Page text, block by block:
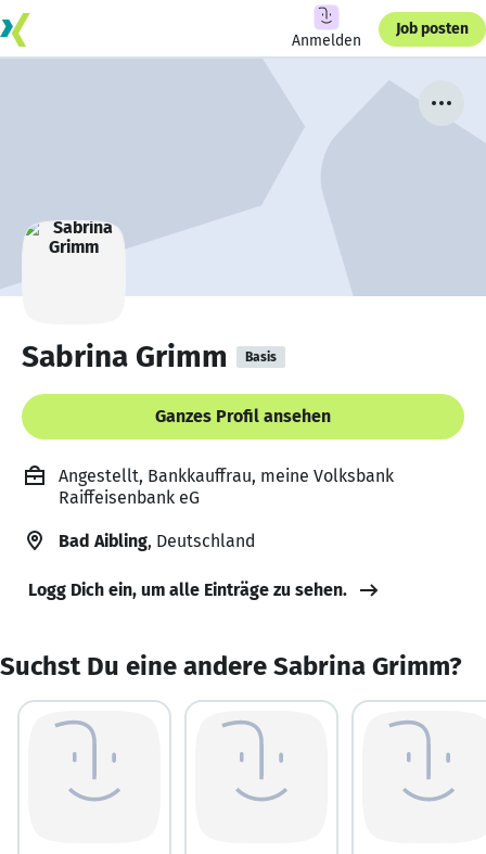
Anmelden
Job posten
Sabrina Grimm Basis
Ganzes Profil ansehen
Angestellt, Bankkauffrau, meine Volksbank
Raiffeisenbank eG
Bad Aibling, Deutschland
Logg Dich ein, um alle Einträge zu sehen.
Suchst Du eine andere Sabrina Grimm?